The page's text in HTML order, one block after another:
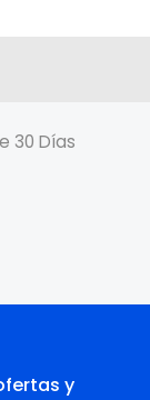
30 Días
y